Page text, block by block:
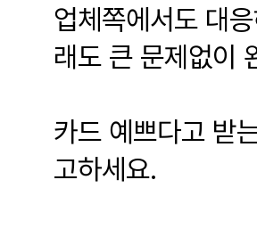
업체쪽에서도 대
래도 큰 문제없이
카드 예쁘다고 받
고하세요.